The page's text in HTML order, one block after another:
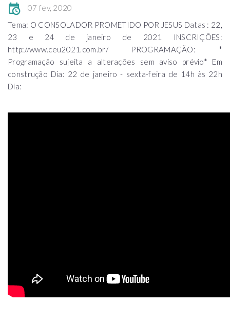
07 fev, 2020
Tema: O CONSOLADOR PROMETIDO POR JESUS Datas : 22,
23 e 24 de janeiro de 2021 INSCRIÇÕES:
http://www.ceu2021.com.br/ PROGRAMAÇÃO: *
Programação sujeita a alterações sem aviso prévio* Em
construção Dia: 22 de janeiro - sexta-feira de 14h às 22h
Dia: